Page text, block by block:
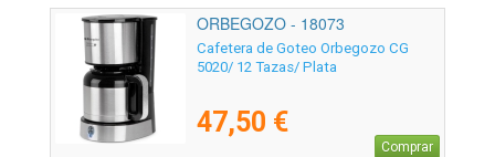
ORBEGOZO - 18073
Cafetera de Goteo Orbegozo CG
5020/ 12 Tazas/ Plata
47,50 €
Comprar